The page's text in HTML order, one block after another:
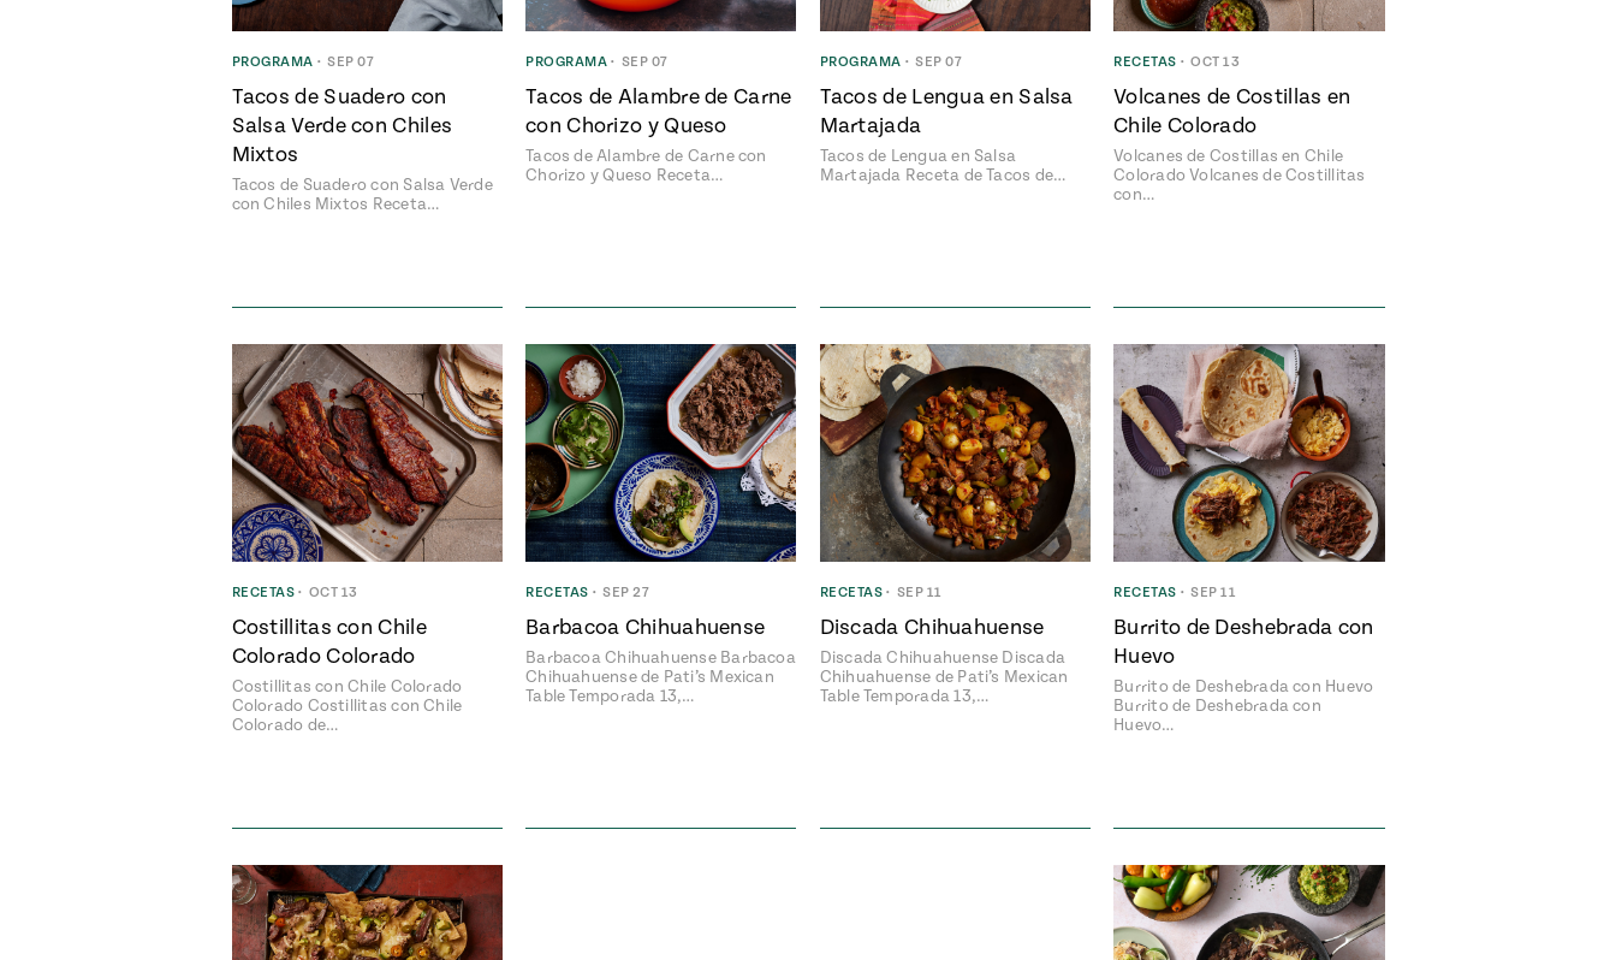
PROGRAMA • SEP 07
Tacos de Suadero con
Salsa Verde con Chiles
Mixtos
Tacos de Suadero con Salsa Verde
con Chiles Mixtos Receta…
PROGRAMA • SEP 07
Tacos de Alambre de Carne
con Chorizo y Queso
Tacos de Alambre de Carne con
Chorizo y Queso Receta…
PROGRAMA • SEP 07
Tacos de Lengua en Salsa
Martajada
Tacos de Lengua en Salsa
Martajada Receta de Tacos de…
RECETAS • OCT 13
Volcanes de Costillas en
Chile Colorado
Volcanes de Costillas en Chile
Colorado Volcanes de Costillitas
con…
RECETAS • OCT 13
Costillitas con Chile
Colorado Colorado
Costillitas con Chile Colorado
Colorado Costillitas con Chile
Colorado de…
RECETAS • SEP 27
Barbacoa Chihuahuense
Barbacoa Chihuahuense Barbacoa
Chihuahuense de Pati’s Mexican
Table Temporada 13,…
RECETAS • SEP 11
Discada Chihuahuense
Discada Chihuahuense Discada
Chihuahuense de Pati’s Mexican
Table Temporada 13,…
RECETAS • SEP 11
Burrito de Deshebrada con
Huevo
Burrito de Deshebrada con Huevo
Burrito de Deshebrada con
Huevo…